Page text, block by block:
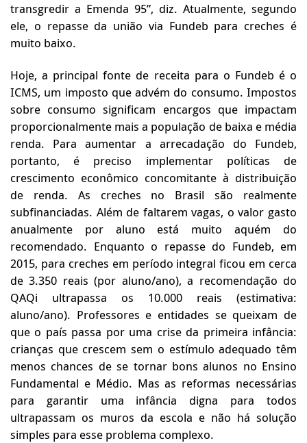
transgredir a Emenda 95”, diz. Atualmente, segundo
ele, o repasse da união via Fundeb para creches é
muito baixo.
Hoje, a principal fonte de receita para o Fundeb é o
ICMS, um imposto que advém do consumo. Impostos
sobre consumo significam encargos que impactam
proporcionalmente mais a população de baixa e média
renda. Para aumentar a arrecadação do Fundeb,
portanto, é preciso implementar políticas de
crescimento econômico concomitante à distribuição
de renda. As creches no Brasil são realmente
subfinanciadas. Além de faltarem vagas, o valor gasto
anualmente por aluno está muito aquém do
recomendado. Enquanto o repasse do Fundeb, em
2015, para creches em período integral ficou em cerca
de 3.350 reais (por aluno/ano), a recomendação do
QAQi ultrapassa os 10.000 reais (estimativa:
aluno/ano). Professores e entidades se queixam de
que o país passa por uma crise da primeira infância:
crianças que crescem sem o estímulo adequado têm
menos chances de se tornar bons alunos no Ensino
Fundamental e Médio. Mas as reformas necessárias
para garantir uma infância digna para todos
ultrapassam os muros da escola e não há solução
simples para esse problema complexo.